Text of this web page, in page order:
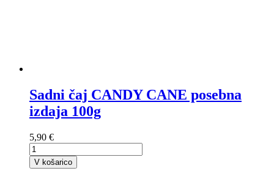
Sadni čaj CANDY CANE posebna
izdaja 100g
5,90 €
V košarico